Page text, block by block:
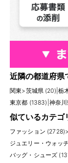
近隣の都道府県
関東>茨城県 (20) 栃
東京都 (1383) 神奈
似ているカテゴ
ファッション (2728)>
ジュエリー・ウォッ
バッグ・シューズ